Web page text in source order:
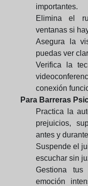
importantes.
Elimina el
ventanas si
Asegura la
puedas ver
Verifica la
conexión
Para Barreras
Practica la
prejuicios,
antes y
Suspende el
escuchar sin
Gestiona
emoción